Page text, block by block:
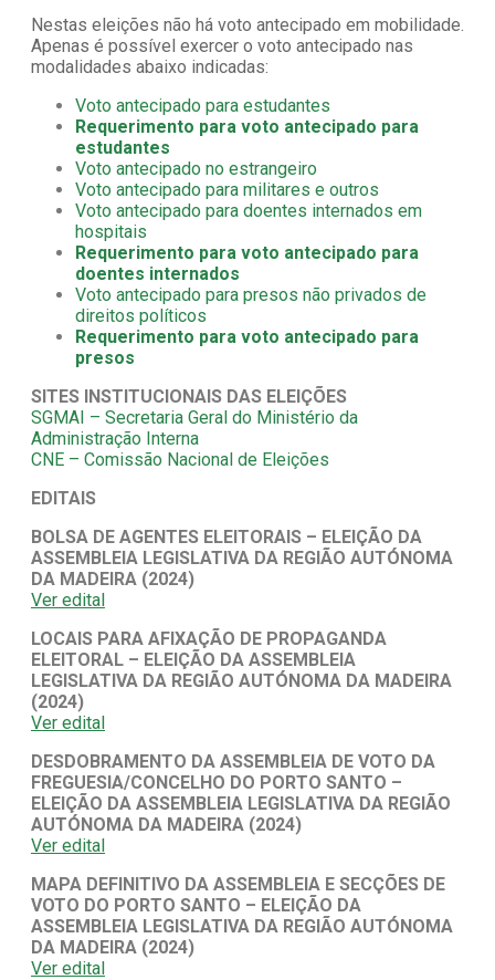
Nestas eleições não há voto antecipado em mobilidade.
Apenas é possível exercer o voto antecipado nas
modalidades abaixo indicadas:
Voto antecipado para estudantes
Requerimento para voto antecipado para
estudantes
Voto antecipado no estrangeiro
Voto antecipado para militares e outros
Voto antecipado para doentes internados em
hospitais
Requerimento para voto antecipado para
doentes internados
Voto antecipado para presos não privados de
direitos políticos
Requerimento para voto antecipado para
presos
SITES INSTITUCIONAIS DAS ELEIÇÕES
SGMAI – Secretaria Geral do Ministério da
Administração Interna
CNE – Comissão Nacional de Eleições
EDITAIS
BOLSA DE AGENTES ELEITORAIS – ELEIÇÃO DA
ASSEMBLEIA LEGISLATIVA DA REGIÃO AUTÓNOMA
DA MADEIRA (2024)
Ver edital
LOCAIS PARA AFIXAÇÃO DE PROPAGANDA
ELEITORAL – ELEIÇÃO DA ASSEMBLEIA
LEGISLATIVA DA REGIÃO AUTÓNOMA DA MADEIRA
(2024)
Ver edital
DESDOBRAMENTO DA ASSEMBLEIA DE VOTO DA
FREGUESIA/CONCELHO DO PORTO SANTO –
ELEIÇÃO DA ASSEMBLEIA LEGISLATIVA DA REGIÃO
AUTÓNOMA DA MADEIRA (2024)
Ver edital
MAPA DEFINITIVO DA ASSEMBLEIA E SECÇÕES DE
VOTO DO PORTO SANTO – ELEIÇÃO DA
ASSEMBLEIA LEGISLATIVA DA REGIÃO AUTÓNOMA
DA MADEIRA (2024)
Ver edital